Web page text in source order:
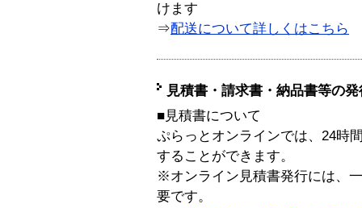
けます
⇒配送について詳しくはこちら
見積書・請求書・納品書等の
■見積書について
ぷらっとオンラインでは、24時
することができます。
※オンライン見積書発行には、
要です。